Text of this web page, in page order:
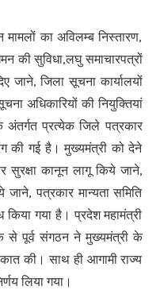
का अविलम्ब निस्तारण,
की सुविधा,लघु समाचारपत्रों
जाने, जिला सूचना कार्यालयों
अधिकारियों की नियुक्तियां
अंतर्गत प्रत्येक जिले पत्रकार
की गई है। मुख्यमंत्री को देने
सुरक्षा कानून लागू किये जाने,
पत्रकार मान्यता समिति
गया है। प्रदेश महामंत्री
पूर्व संगठन ने मुख्यमंत्री के
की। साथ ही आगामी राज्य
लिया गया।